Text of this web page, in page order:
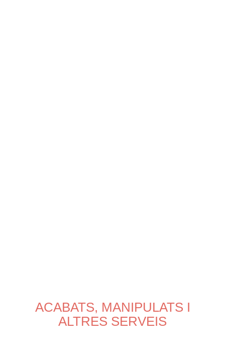
ACABATS, MANIPULATS I
ALTRES SERVEIS